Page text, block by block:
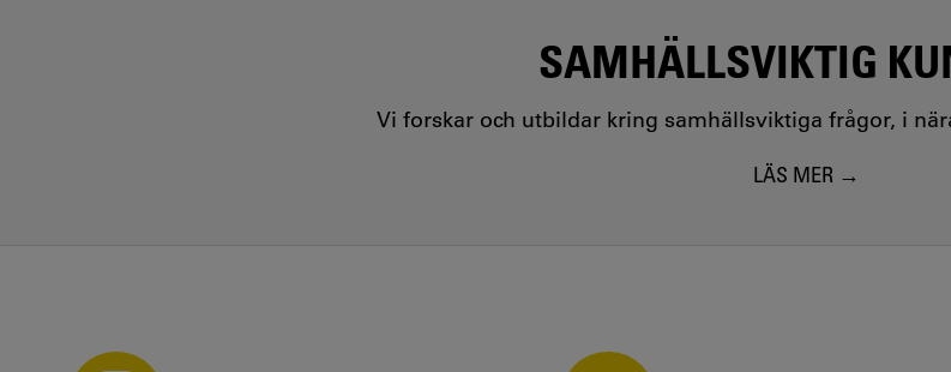
SAMHÄLLSVIKTIG
Vi forskar och utbildar kring samhällsviktiga frågor, i
LÄS MER